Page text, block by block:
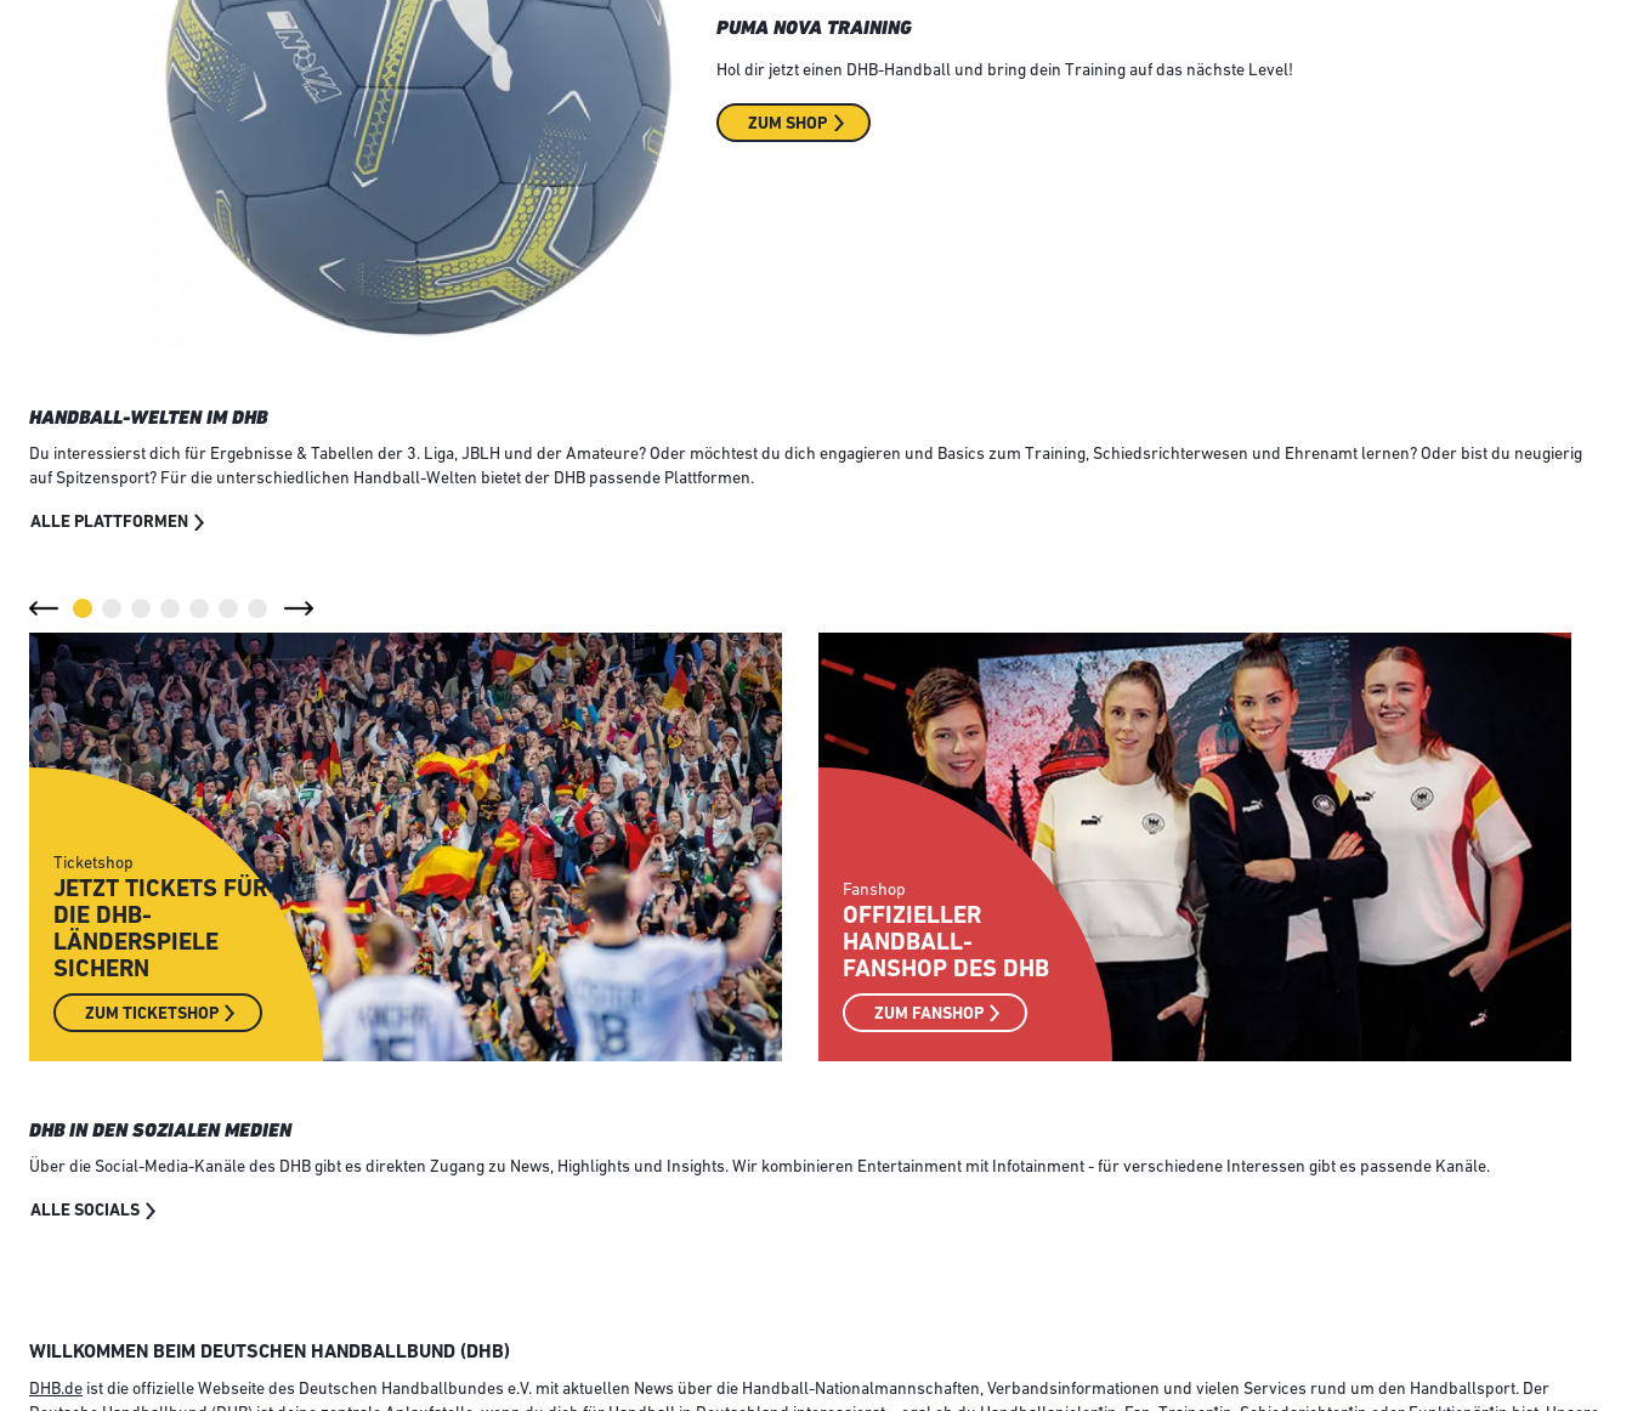
PUMA NOVA TRAINING
Hol dir jetzt einen DHB-Handball und bring dein Training auf das nächste Level!
ZUM SHOP
HANDBALL-WELTEN IM DHB
Du interessierst dich für Ergebnisse & Tabellen der 3. Liga, JBLH und der Amateure? Oder möchtest du dich engagieren und Basics zum Training, Schiedsrichterwesen und Ehrenamt lernen? Oder bist du neugierig
auf Spitzensport? Für die unterschiedlichen Handball-Welten bietet der DHB passende Plattformen.
ALLE PLATTFORMEN
Ticketshop
JETZT TICKETS FÜR
DIE DHB-
LÄNDERSPIELE
SICHERN
ZUM TICKETSHOP
Fanshop
OFFIZIELLER
HANDBALL-
FANSHOP DES DHB
ZUM FANSHOP
DHB IN DEN SOZIALEN MEDIEN
Über die Social-Media-Kanäle des DHB gibt es direkten Zugang zu News, Highlights und Insights. Wir kombinieren Entertainment mit Infotainment - für verschiedene Interessen gibt es passende Kanäle.
ALLE SOCIALS
WILLKOMMEN BEIM DEUTSCHEN HANDBALLBUND (DHB)
DHB.de ist die offizielle Webseite des Deutschen Handballbundes e.V. mit aktuellen News über die Handball-Nationalmannschaften, Verbandsinformationen und vielen Services rund um den Handballsport. Der